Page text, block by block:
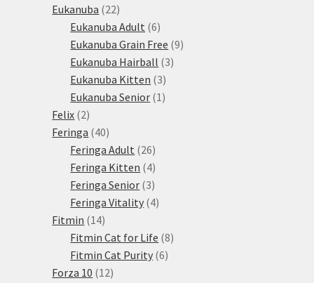
Eukanuba 2222
produktů
Eukanuba Adult 66
produktů
Eukanuba Grain Free 99
Eukanuba Hairball 33
Eukanuba Kitten 33
produkty
Eukanuba Senior 1 1
Felix 22
produkty
Feringa 4040
produktů
Feringa Adult 2626
produktů
Feringa Kitten 44
produkty
Feringa Senior 33
produkty
Feringa Vitality 44
Fitmin 1414
produktů
Fitmin Cat for Life 88
Fitmin Cat Purity 66
Forza 10 1212